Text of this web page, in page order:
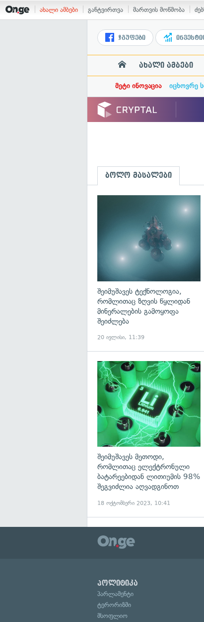
ახალი ამბები განტვირთვა მართვის მოწმობა
ჯგუფები
ახალი ამბები
მეტი ინოვაცია იცხოვრე
ბოლო მასალები
შეიმუშავეს ტექნოლოგია,
რომლითაც ზღვის წყლიდან
მინერალების გამოყოფა
შეიძლება
20 ივლისი, 11:39
შეიმუშავეს მეთოდი,
რომლითაც ელექტრონული
ბატარეებიდან ლითიუმის 98%
შეგვიძლია აღვადგინოთ
18 ოქტომბერი 2023, 10:41
პოლიტიკა
პარლამენტი
ტერორიზმი
მსოფლიო